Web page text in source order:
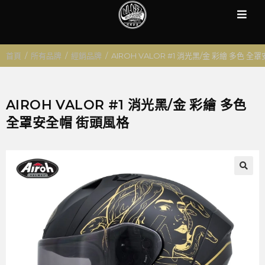
首頁 / 所有品牌 / 經銷品牌 / AIROH VALOR #1 消光黑/金 彩繪 多色 全罩
AIROH VALOR #1 消光黑/金 彩繪 多色
全罩安全帽 街頭風格